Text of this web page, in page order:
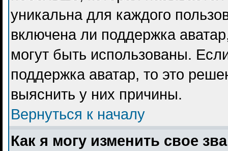
уникальна для каждого
включена ли поддержка
могут быть использованы.
поддержка аватар, то это
выяснить у них причины.
Вернуться к началу
Как я могу изменить свое